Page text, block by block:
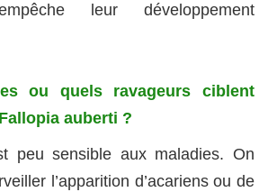
leur développement
ou quels ravageurs ciblent
auberti ?
peu sensible aux maladies. On
l’apparition d’acariens ou de